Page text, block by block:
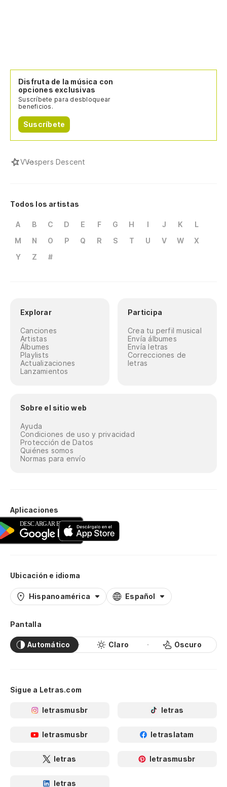
Disfruta de la música con
opciones exclusivas
Suscríbete para desbloquear
beneficios.
Suscríbete
VVespers Descent
Todos los artistas
A B C D E F G H I J K
L
M
N O P Q R S T U V W
X
Y
Z #
Explorar
Canciones
Artistas
Álbumes
Playlists
Actualizaciones
Lanzamientos
Participa
Crea tu perfil musical
Envía álbumes
Envía letras
Correcciones de
letras
Sobre el sitio web
Ayuda
Condiciones de uso y privacidad
Protección de Datos
Quiénes somos
Normas para envío
Aplicaciones
Ubicación e idioma
Hispanoamérica Español
Pantalla
Automático Claro Oscuro
Sigue a Letras.com
letrasmusbr letras
letrasmusbr letraslatam
letras letrasmusbr
letras